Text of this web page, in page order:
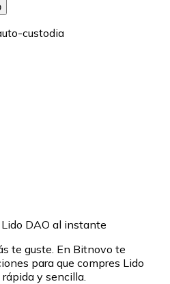
custodia
DAO al instante
te guste. En Bitnovo te
para que compres Lido
y sencilla.